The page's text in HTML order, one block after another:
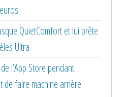
QuietComfort et lui prête
Ultra
l’App Store pendant
de faire machine arrière